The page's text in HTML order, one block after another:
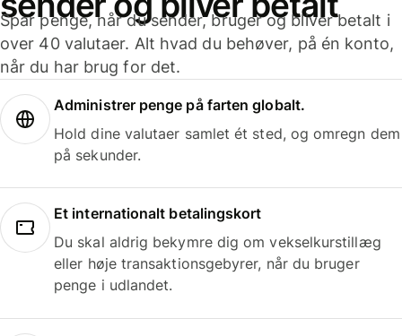
Spar penge, når du sender, bruger og bliver betalt i
over 40 valutaer. Alt hvad du behøver, på én konto,
når du har brug for det.
Administrer penge på farten globalt.
Hold dine valutaer samlet ét sted, og omregn dem
på sekunder.
Et internationalt betalingskort
Du skal aldrig bekymre dig om vekselkurstillæg
eller høje transaktionsgebyrer, når du bruger
penge i udlandet.